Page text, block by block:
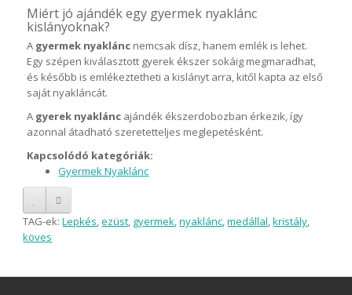
Miért jó ajándék egy gyermek nyaklánc
kislányoknak?
A gyermek nyaklánc nemcsak dísz, hanem emlék is lehet.
Egy szépen kiválasztott gyerek ékszer sokáig megmaradhat,
és később is emlékeztetheti a kislányt arra, kitől kapta az első
saját nyakláncát.
A gyerek nyaklánc ajándék ékszerdobozban érkezik, így
azonnal átadható szeretetteljes meglepetésként.
Kapcsolódó kategóriák:
Gyermek Nyaklánc
TAG-ek:Lepkés,ezüst, gyermek,nyaklánc,medállal,kristály,
köves